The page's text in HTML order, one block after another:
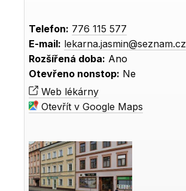
Telefon: 776 115 577
E-mail: lekarna.jasmin@seznam.cz
Rozšířená doba: Ano
Otevřeno nonstop: Ne
Web lékárny
Otevřít v Google Maps